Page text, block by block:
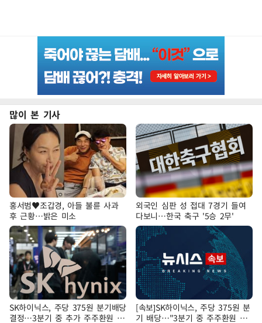
많이 본 기사
홍서범♥조갑경, 아들 불륜 사과
후 근황…밝은 미소
외국인 심판 성 접대 7경기 들여
다보니…한국 축구 '5승 2무'
SK하이닉스, 주당 375원 분기배당
결정…3분기 중 추가 주주환원 발
[속보]SK하이닉스, 주당 375원 분
기 배당…"3분기 중 주주환원 방